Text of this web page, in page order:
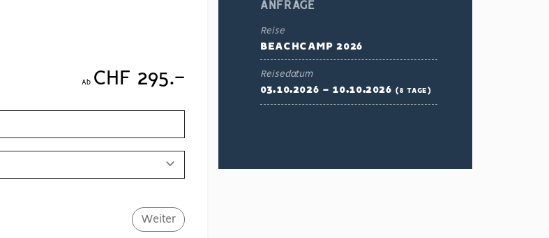
Ab CHF 295.-
Weiter
ANFRAGE
Reise
BEACHCAMP 2026
Reisedatum
03.10.2026 - 10.10.2026(8 TAGE )